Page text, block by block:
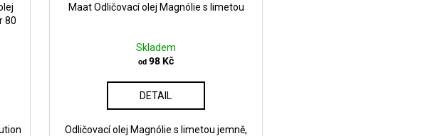
80
Maat Odličovací olej Magnólie s limetou
Skladem
od 98 Kč
DETAIL
Odličovací olej Magnólie s limetou jemně,